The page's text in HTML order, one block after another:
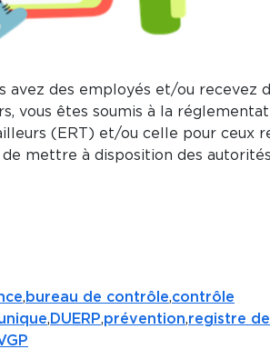
avez des employés et/ou recevez
vous êtes soumis à la
(ERT) et/ou celle pour ceux
de mettre à disposition des
, bureau de contrôle,contrôle
, DUERP,prévention,registre